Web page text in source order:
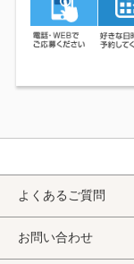
よくあるご質問
お問い合わせ